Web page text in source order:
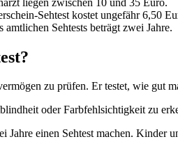
Sehtest kostet ungefähr 6,50
Sehtests beträgt zwei Jahre.
zu prüfen. Er testet, wie gut
oder Farbfehlsichtigkeit zu
Jahre einen Sehtest machen. Kinder